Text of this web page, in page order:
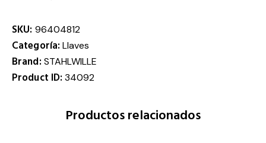
SKU: 96404812
Categoría:Llaves
Brand: STAHLWILLE
Product ID:34092
Productos relacionados